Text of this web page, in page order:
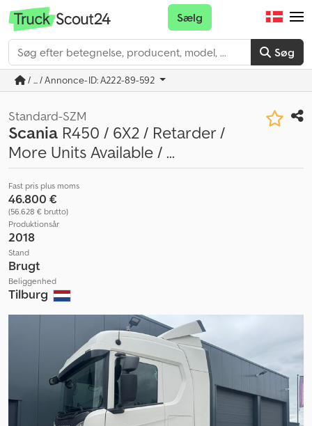
Søg
Sælg
/ ... / Annonce-ID: A222-89-592
Standard-SZM
Scania R450 / 6X2 / Retarder /
More Units Available / ...
Fast pris plus moms
46.800 €
(56.628 € brutto)
Produktionsår
2018
Stand
Brugt
Beliggenhed
Tilburg